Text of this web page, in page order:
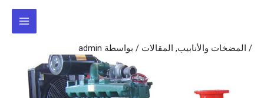
/ المضخات والأنابيب, المقالات / بواسطة admin